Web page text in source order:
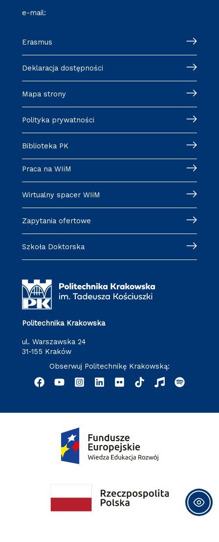
e-mail:
Erasmus
Deklaracja dostępności
Mapa strony
Polityka prywatności
Biblioteka PK
Praca na WIiM
Wirtualny spacer WIiM
Zapytania ofertowe
Szkoła Doktorska
Politechnika Krakowska
ul. Warszawska 24
31-155 Kraków
Obserwuj Politechnikę Krakowską: